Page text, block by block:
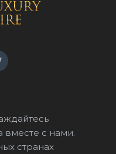
с нами.
странах